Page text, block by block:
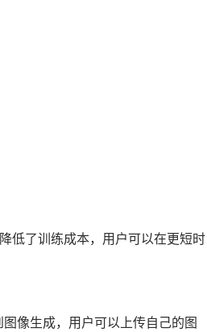
低了训练成本，用户可以在更短时
像生成，用户可以上传自己的图